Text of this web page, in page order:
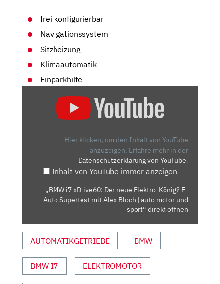
frei konfigurierbar
Navigationssystem
Sitzheizung
Klimaautomatik
Einparkhilfe
XDRIVE60:
SUPERTEST
BLOCH
AUTO
MOTOR
Hier klicken, um den Inhalt von YouTube
anzuzeigen. Erfahre mehr in der
Datenschutzerklärung von YouTube.
Inhalt von YouTube immer anzeigen
„BMW i7 xDrive60: Der neue Elektro-König? E-
Auto Supertest mit Alex Bloch | auto motor und
sport“ direkt öffnen
AUTOMATIKGETRIEBE BMW
BMW I7 ELEKTROMOTOR